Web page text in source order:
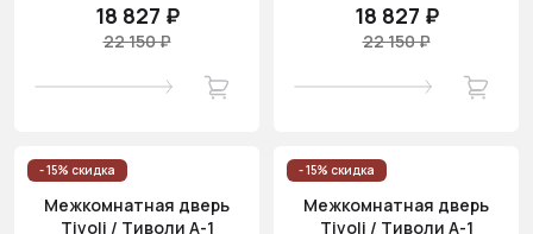
18 827 ₽
22 150 ₽
18 827 ₽
22 150 ₽
- 15% скидка
Межкомнатная дверь
Tivoli / Тиволи А-1
- 15% скидка
Межкомнатная дверь
Tivoli / Тиволи А-1